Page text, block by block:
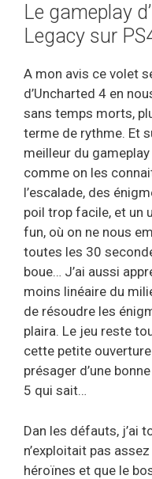
Le gameplay
Legacy sur
A mon avis ce volet
d’Uncharted 4 en
sans temps morts,
terme de rythme. Et
meilleur du
comme on les
l’escalade, des
poil trop facile, et un
fun, où on ne nous
toutes les 30
boue… J’ai aussi
moins linéaire du
de résoudre les
plaira. Le jeu reste
cette petite
présager d’une
5 qui sait…
Dan les défauts, j’ai
n’exploitait pas
héroïnes et que le